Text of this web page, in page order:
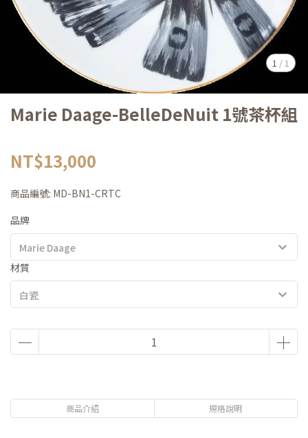
1 / 1
Marie Daage-BelleDeNuit 1號茶杯組
NT$13,000
商品編號: MD-BN1-CRTC
品牌
Marie Daage
材質
白瓷
商品介紹 規格說明